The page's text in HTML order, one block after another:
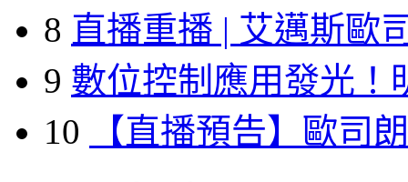
8 直播重播 | 艾邁斯歐
9 數位控制應用發光！
10
【直播預告】歐司